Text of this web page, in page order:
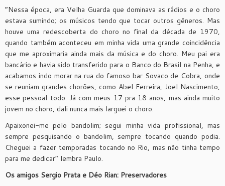
“Nessa época, era Velha Guarda que dominava as rádios e o choro
estava sumindo; os músicos tendo que tocar outros gêneros. Mas
houve uma redescoberta do choro no final da década de 1970,
quando também aconteceu em minha vida uma grande coincidência
que me aproximaria ainda mais da música e do choro. Meu pai era
bancário e havia sido transferido para o Banco do Brasil na Penha, e
acabamos indo morar na rua do famoso bar Sovaco de Cobra, onde
se reuniam grandes chorões, como Abel Ferreira, Joel Nascimento,
esse pessoal todo. Já com meus 17 pra 18 anos, mas ainda muito
jovem no choro, dali nunca mais larguei o choro.
Apaixonei-me pelo bandolim; segui minha vida profissional, mas
sempre pesquisando o bandolim, sempre tocando quando podia.
Cheguei a fazer temporadas tocando no Rio, mas não tinha tempo
para me dedicar” lembra Paulo.
Os amigos Sergio Prata e Déo Rian: Preservadores